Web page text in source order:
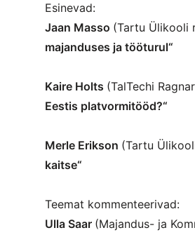
Esinevad:
Jaan Masso (Tartu Ülikooli
majanduses ja tööturul“
Kaire Holts (TalTechi
Eestis platvormitööd?“
Merle Erikson (Tartu
kaitse“
Teemat kommenteerivad:
Ulla Saar (Majandus- ja